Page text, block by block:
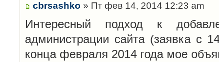
cbrsashko » Пт фев 14, 2014 12:23 am
Интересный подход к
администрации сайта (заявка с
конца февраля 2014 года мое